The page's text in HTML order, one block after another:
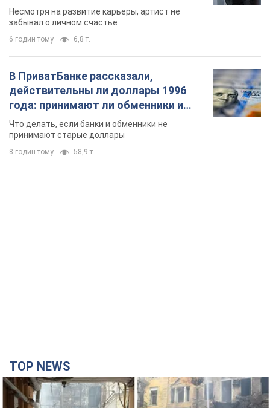
Несмотря на развитие карьеры, артист не
забывал о личном счастье
6 годин тому 6,8 т.
В ПриватБанке рассказали,
действительны ли доллары 1996
года: принимают ли обменники и
банки такие купюры
Что делать, если банки и обменники не
принимают старые доллары
8 годин тому 58,9 т.
TOP NEWS